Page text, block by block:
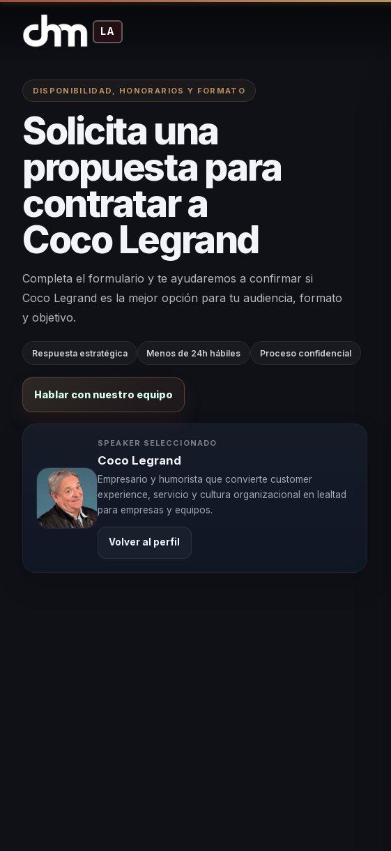
LA
DISPONIBILIDAD, HONORARIOS Y FORMATO
Solicita una
propuesta para
contratar a
Coco Legrand
Completa el formulario y te ayudaremos a confirmar si
Coco Legrand es la mejor opción para tu audiencia, formato
y objetivo.
Respuesta estratégica Menos de 24h hábiles Proceso confidencial
Hablar con nuestro equipo
SPEAKER SELECCIONADO
Coco Legrand
Empresario y humorista que convierte customer
experience, servicio y cultura organizacional en lealtad
para empresas y equipos.
Volver al perfil